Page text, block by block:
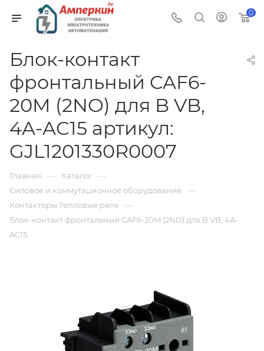
0
Блок-контакт
фронтальный CAF6-
20M (2NO) для B VB,
4A-AC15 артикул:
GJL1201330R0007
Главная — Каталог —
Силовое и коммутационное оборудование —
Контакторы Тепловые реле —
Блок-контакт фронтальный CAF6-20M (2NO) для B VB, 4A-
AC15